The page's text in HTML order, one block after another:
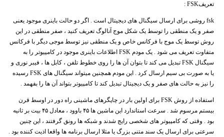
تعریفFSK :
fsk روشی برای ارسال سیگنال های دیجیتال است . اگر دو حالت باینری موجود یعنی
صفر و یک منطقی را توسط یک شکل موج آنالوگ تعریف کنید ، صفر منطقی در این
روش توسط یک موج با فرکانس خاص و یک منطقی نیز توسط موجی دیگر با فرکانس
متفاوت تعریف می شود . یک مودم FSK اطلاعات باینری موجود در کامپیوتر را به
سیگنال FSK تبدیل می کند تا بتوان آن ها را روی خطوط تلفن ، کابل ها ، فیبر نوری و
یا به صورت بی سیم ارسال کرد . این مودم همچنین میتواند سیگنال های FSK رسیده
را نیز به حالت های صفر و یک دیجیتال تبدیل کند تا کامپیوتر بتواند آن ها را بفهمد .
استفاده از روش FSK برای اولین بار در چاپگرهای ماشینی راه دور در اوسط قرن
بیستم مرسوم شد . سرعت استاندارد این ماشین ها ۴۵ باوود ، معادل ۴۵ بیت بر ثانیه
بود . وقتی که کامپیوتر های شخصی رایج شدند و شبکه ها رونق گرفتند ، این چنین
سرعتی برای ارسال یک سند متنی بزرگ یا مثلا ارسال برنامه ها واقعا اذیت کننده بود .